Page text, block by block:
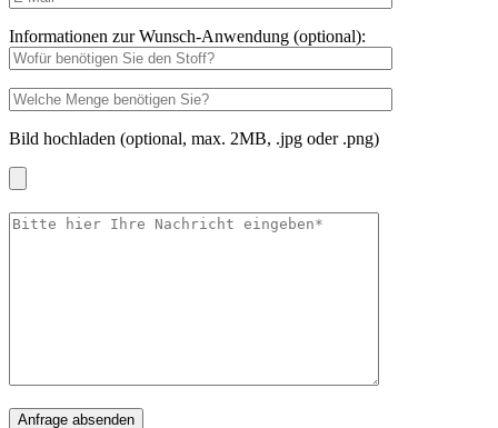
Informationen zur Wunsch-Anwendung (optional):
Bild hochladen (optional, max. 2MB, .jpg oder .png)